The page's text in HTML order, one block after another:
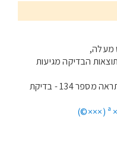
מעלה,
הבדיקה מגיעות
1. לאנשי הקשר שהוגדרו במערכת (התראה מספר 134 - בדיקת